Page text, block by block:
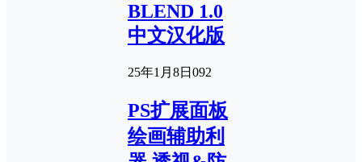
BLEND 1.0
中文汉化版
25年1月8日 092
PS扩展面板
绘画辅助利